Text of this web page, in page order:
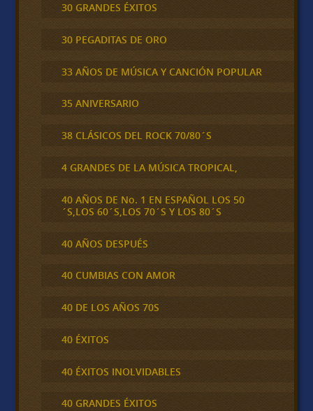
30 GRANDES ÉXITOS
30 PEGADITAS DE ORO
33 AÑOS DE MÚSICA Y CANCIÓN POPULAR
35 ANIVERSARIO
38 CLÁSICOS DEL ROCK 70/80´S
4 GRANDES DE LA MÚSICA TROPICAL,
40 AÑOS DE No. 1 EN ESPAÑOL LOS 50
´S,LOS 60´S,LOS 70´S Y LOS 80´S
40 AÑOS DESPUÉS
40 CUMBIAS CON AMOR
40 DE LOS AÑOS 70S
40 ÉXITOS
40 ÉXITOS INOLVIDABLES
40 GRANDES ÉXITOS